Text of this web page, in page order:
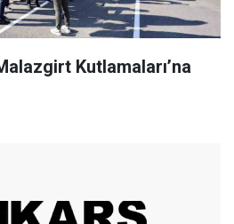
Kutlamaları’na